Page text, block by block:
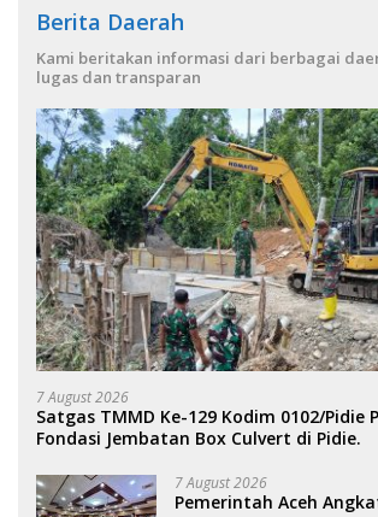
Berita Daerah
Kami beritakan informasi dari berbagai
lugas dan transparan
7 August 2026
Satgas TMMD Ke-129 Kodim 0102/Pidie
Fondasi Jembatan Box Culvert di Pidie.
7 August 2026
Pemerintah Aceh